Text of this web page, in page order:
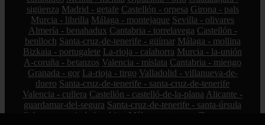
sigüenza Madrid - getafe Castellón - orpesa Girona - pals
Murcia - librilla Málaga - montejaque Sevilla - olivares
Almería - benahadux Cantabria - torrelavega Castellón -
benlloch Santa-cruz-de-tenerife - güímar Málaga - mollina
Bizkaia - portugalete La-rioja - calahorra Murcia - la-unión
A-coruña - betanzos Valencia - mislata Cantabria - miengo
Granada - gor La-rioja - tirgo Valladolid - villanueva-de-
duero Santa-cruz-de-tenerife - santa-cruz-de-tenerife
Valencia - cullera Castellón - castelló-de-la-plana Alicante -
guardamar-del-segura Santa-cruz-de-tenerife - santa-úrsula
Salamanca - ciudad-rodrigo
Málaga - estepona
Tarragona -